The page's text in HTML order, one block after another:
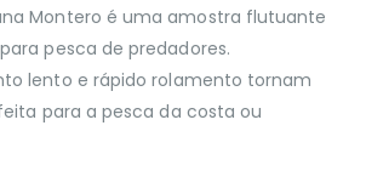
Montero é uma amostra flutuante
pesca de predadores.
lento e rápido rolamento tornam
para a pesca da costa ou